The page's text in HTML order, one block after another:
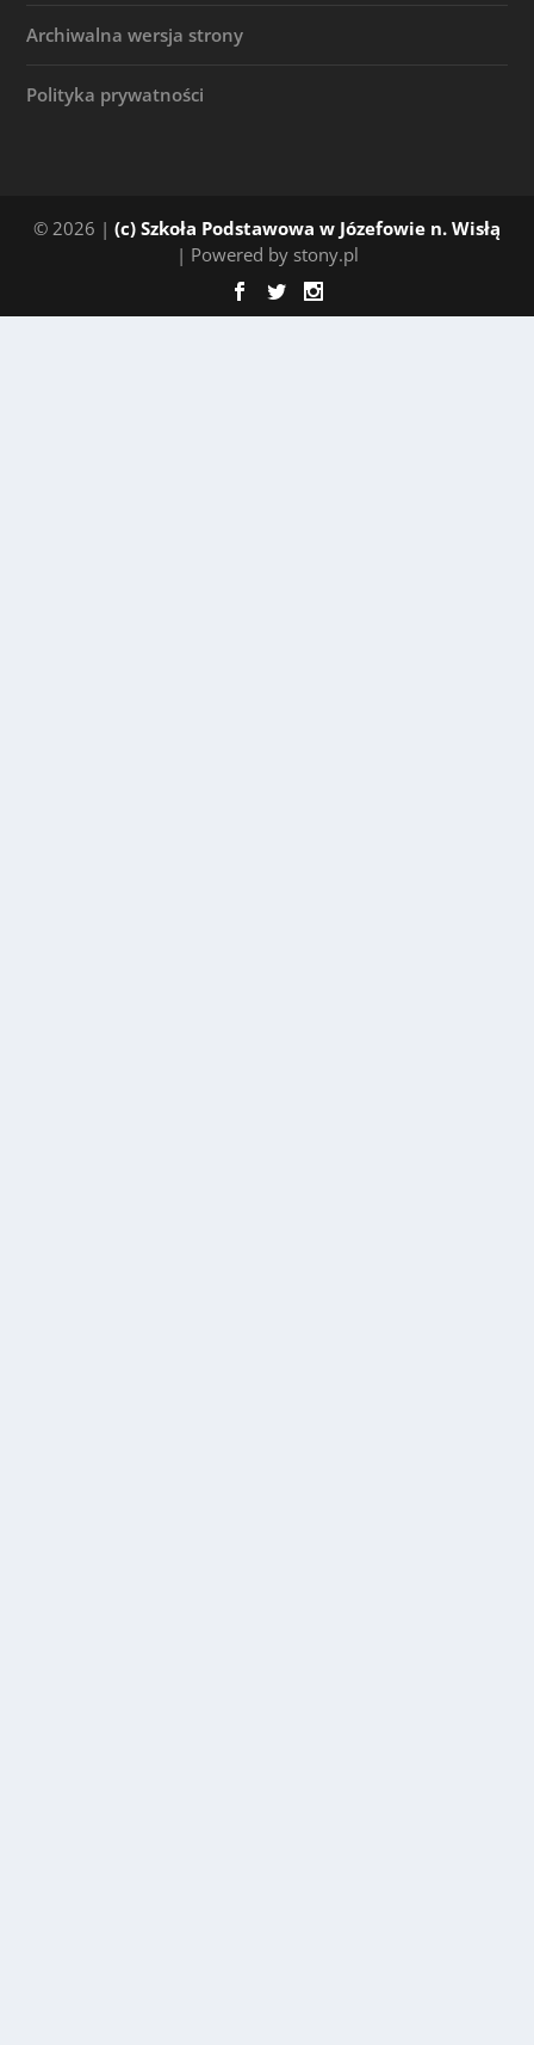
Archiwalna wersja strony
Polityka prywatności
© 2026 | (c) Szkoła Podstawowa w Józefowie n. Wisłą
| Powered by stony.pl